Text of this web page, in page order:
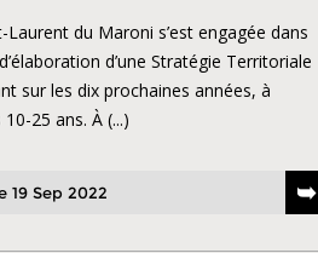
Laurent du Maroni s’est engagée dans
d’une Stratégie Territoriale
sur les dix prochaines années, à
25 ans. À (...)
19 Sep 2022